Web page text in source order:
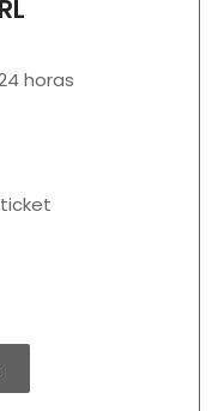
horas